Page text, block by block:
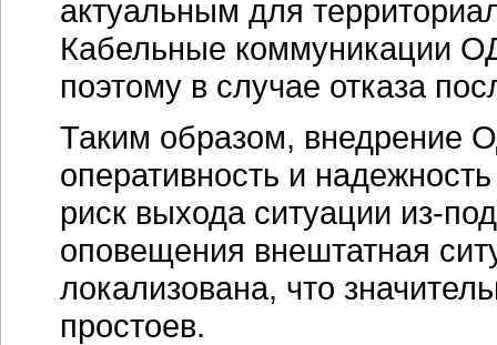
актуальным для
Кабельные коммуникации
поэтому в случае отказа
Таким образом, внедрение
оперативность и
риск выхода ситуации из-
оповещения внештатная
локализована, что
простоев.